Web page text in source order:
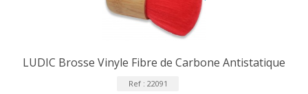
LUDIC Brosse Vinyle Fibre de Carbone Antistatique
Ref : 22091